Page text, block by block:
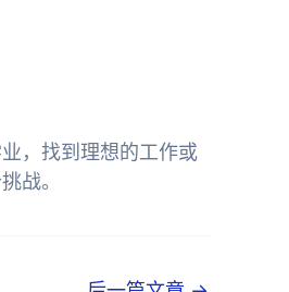
，找到理想的工作或
战。